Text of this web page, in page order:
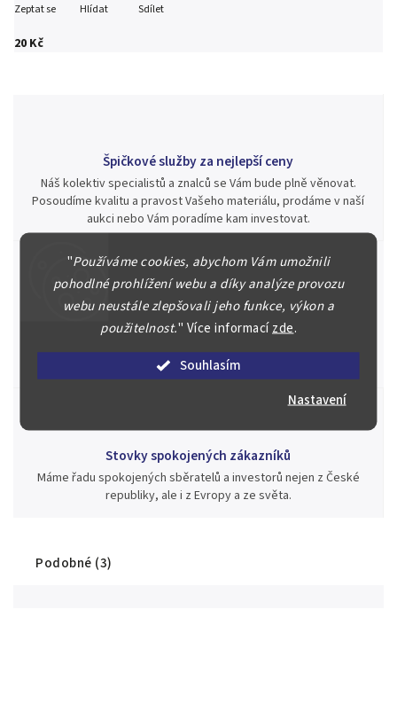
"Používáme cookies, abychom Vám umožnili
pohodlné prohlížení webu a díky analýze provozu
webu neustále zlepšovali jeho funkce, výkon a
použitelnost." Více informacízde.
Souhlasím
Nastavení
20 Kč
Zeptat se Hlídat Sdílet
Špičkové služby za nejlepší ceny
Náš kolektiv specialistů a znalců se Vám bude plně věnovat.
Posoudíme kvalitu a pravost Vašeho materiálu, prodáme v naší
aukci nebo Vám poradíme kam investovat.
Jsme zde pro Vás nepřetržitě již od roku 2000
Během té doby jsme v našich aukcích prodali významné sbírky i
jednotlivé kusy unikátních mincí, bankovek, řádů a vyznamenání
za rekordní ceny.
Stovky spokojených zákazníků
Máme řadu spokojených sběratelů a investorů nejen z České
republiky, ale i z Evropy a ze světa.
Podobné (3)